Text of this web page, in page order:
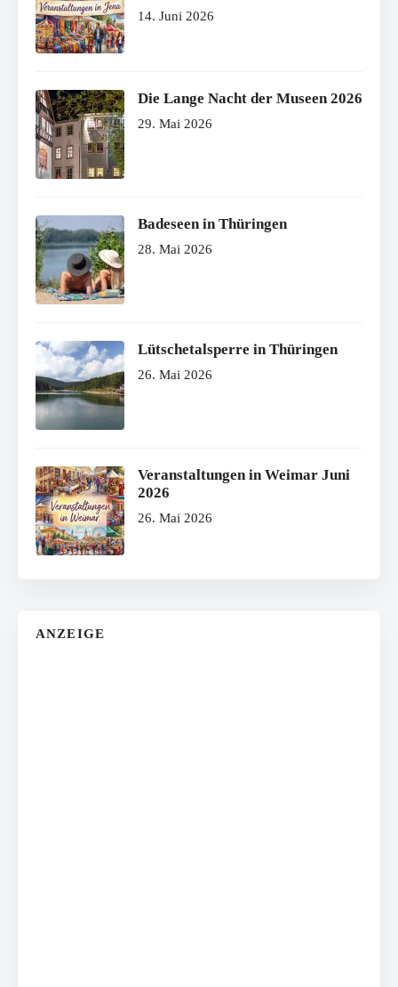
14. Juni 2026
Die Lange Nacht der Museen 2026
29. Mai 2026
Badeseen in Thüringen
28. Mai 2026
Lütschetalsperre in Thüringen
26. Mai 2026
Veranstaltungen in Weimar Juni
2026
26. Mai 2026
ANZEIGE